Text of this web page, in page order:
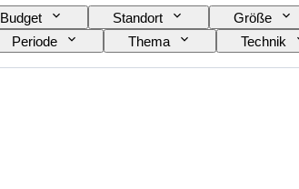
Budget Standort Größe
Periode Thema Technik
Verkauft von Epoche